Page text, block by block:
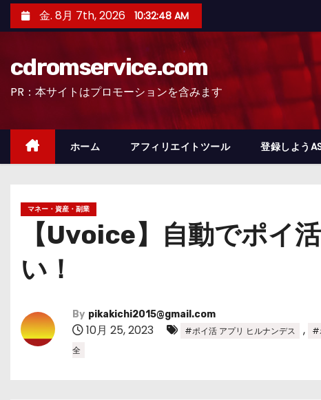
ン
ッ
金. 8月 7th, 2026 10:32:50 AM
cdromservice.com
PR：本サイトはプロモーションを含みます
ホーム アフィリエイトツール 登録しよう
マネー・資産・副業
【Uvoice】自動でポイ
い！
By pikakichi2015@gmail.com
10月 25, 2023 #ポイ活 アプリ ヒルナンデス , #
全